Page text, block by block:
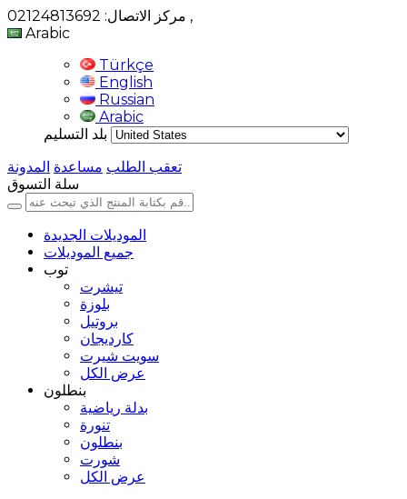
,
Arabic
Türkçe
English
Russian
Arabic
بلد التسليم
تعقب الطلب مساعدة المدونة
سلة التسوق
الموديلات الجديدة
جميع الموديلات
توب
تيشرت
بلوزة
بروتيل
كارديجان
سويت شيرت
عرض الكل
بنطلون
بدلة رياضية
تنورة
بنطلون
شورت
عرض الكل